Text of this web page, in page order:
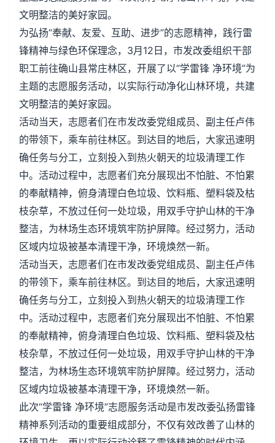
文明整洁的美好家园。
为弘扬“奉献、友爱、互助、进步”的志愿精神，践行雷
锋精神与绿色环保理念，3月12日，市发改委组织干部
职工前往确山县常庄林区，开展了以“学雷锋 净环境”为
主题的志愿服务活动，以实际行动净化山林环境，共建
文明整洁的美好家园。
活动当天，志愿者们在市发改委党组成员、副主任卢伟
的带领下，乘车前往林区。到达目的地后，大家迅速明
确任务与分工，立刻投入到热火朝天的垃圾清理工作
中。活动过程中，志愿者们充分展现出不怕脏、不怕累
的奉献精神，俯身清理白色垃圾、饮料瓶、塑料袋及枯
枝杂草，不放过任何一处垃圾，用双手守护山林的干净
整洁，为林场生态环境筑牢防护屏障。经过努力，活动
区域内垃圾被基本清理干净，环境焕然一新。
活动当天，志愿者们在市发改委党组成员、副主任卢伟
的带领下，乘车前往林区。到达目的地后，大家迅速明
确任务与分工，立刻投入到热火朝天的垃圾清理工作
中。活动过程中，志愿者们充分展现出不怕脏、不怕累
的奉献精神，俯身清理白色垃圾、饮料瓶、塑料袋及枯
枝杂草，不放过任何一处垃圾，用双手守护山林的干净
整洁，为林场生态环境筑牢防护屏障。经过努力，活动
区域内垃圾被基本清理干净，环境焕然一新。
此次“学雷锋 净环境”志愿服务活动是市发改委弘扬雷锋
精神系列活动的重要组成部分，不仅有效改善了山林的